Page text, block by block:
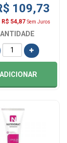
109,73
R$ 54,87 Sem Juros
ADICIONAR